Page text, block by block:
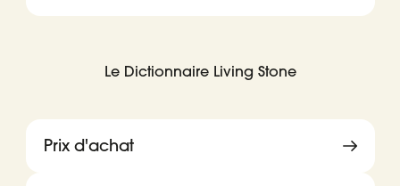
Le Dictionnaire Living Stone
Prix d'achat